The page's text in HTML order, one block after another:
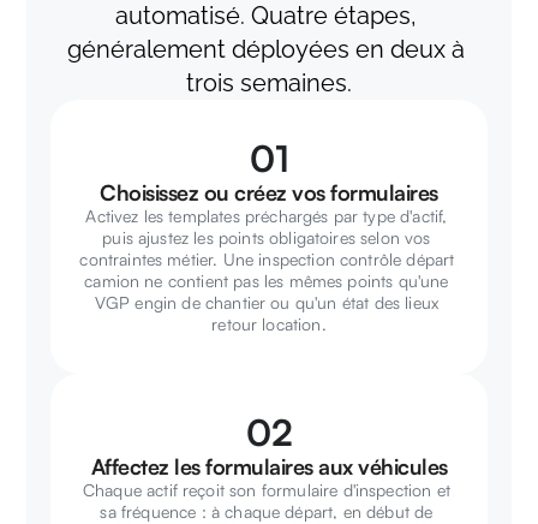
automatisé. Quatre étapes,
généralement déployées en deux à
trois semaines.
01
Choisissez ou créez vos formulaires
Activez les templates préchargés par type d'actif,
puis ajustez les points obligatoires selon vos
contraintes métier. Une inspection contrôle départ
camion ne contient pas les mêmes points qu'une
VGP engin de chantier ou qu'un état des lieux
retour location.
02
Affectez les formulaires aux véhicules
Chaque actif reçoit son formulaire d'inspection et
sa fréquence : à chaque départ, en début de